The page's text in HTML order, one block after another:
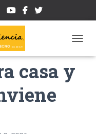
casa y